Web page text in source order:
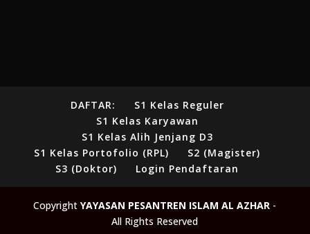
DAFTAR:
S1 Kelas Reguler
S1 Kelas Karyawan
S1 Kelas Alih Jenjang D3
S1 Kelas Portofolio (RPL)
S2 (Magister)
S3 (Doktor)
Login Pendaftaran
CopyrightYAYASAN PESANTREN ISLAM AL AZHAR -
All Rights Reserved